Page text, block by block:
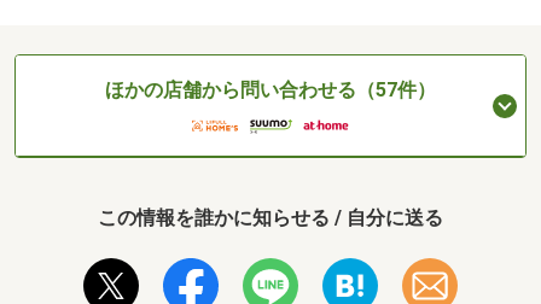
ほかの店舗から問い合わせる（57件）
この情報を誰かに知らせる / 自分に送る